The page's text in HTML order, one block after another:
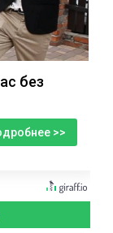
без
>>